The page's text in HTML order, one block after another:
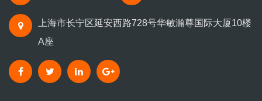
上海市长宁区延安西路728号华敏瀚尊国际大厦10楼
A座